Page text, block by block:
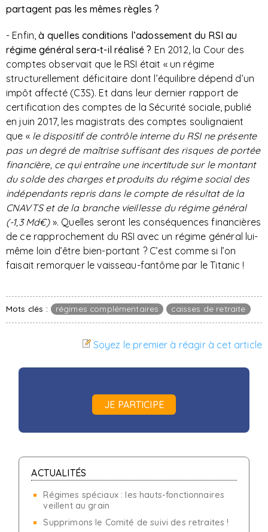
partagent pas les mêmes règles ?
- Enfin,à quelles conditions l’adossement du RSI au
régime général sera-t-il réalisé ? En 2012, la Cour des
comptes observait que le RSI était « un régime
structurellement déficitaire dont l’équilibre dépend d’un
impôt affecté (C3S). Et dans leur dernier rapport de
certification des comptes de la Sécurité sociale, publié
en juin 2017, les magistrats des comptes soulignaient
que «le dispositif de contrôle interne du RSI ne présente
pas un degré de maîtrise suffisant des risques de portée
financière, ce qui entraîne une incertitude sur le montant
du solde des charges et produits du régime social des
indépendants repris dans le compte de résultat de la
CNAVTS et de la branche vieillesse du régime général
(-1,3 Md€)». Quelles seront les conséquences financières
de ce rapprochement du RSI avec un régime général lui-
même loin d’être bien-portant ? C’est comme si l’on
faisait remorquer le vaisseau-fantôme par le Titanic !
Mots clés : régimes complémentaires caisses de retraite
Soyez le premier à réagir à cet article
JE PARTICIPE
ACTUALITÉS
Régimes spéciaux : les hauts-fonctionnaires
veillent au grain
Supprimons le Comité de suivi des retraites !